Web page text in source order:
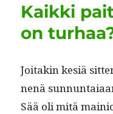
Kaikki
on
Joitakin kesiä
nenä
Sää oli mitä